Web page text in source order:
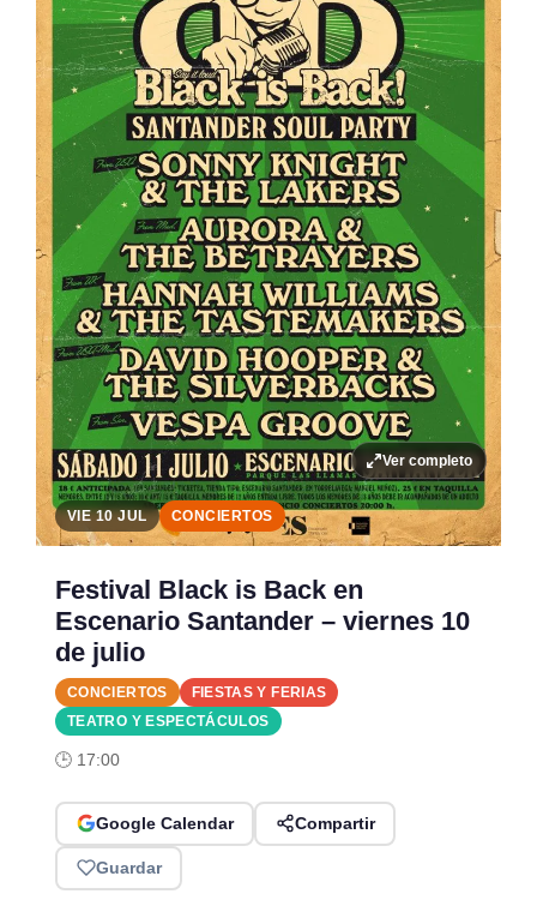
Ver completo
VIE 10 JUL CONCIERTOS
Festival Black is Back en
Escenario Santander – viernes 10
de julio
CONCIERTOS
FIESTAS Y FERIAS
TEATRO Y ESPECTÁCULOS
🕒 17:00
Google Calendar Compartir
Guardar